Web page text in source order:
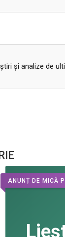
şi analize de
ANUNȚ DE MICĂ